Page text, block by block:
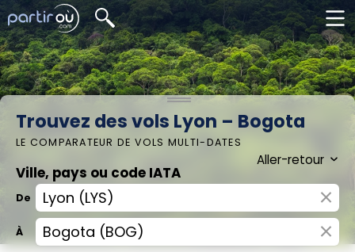
Trouvez des vols Lyon – Bogota
LE COMPARATEUR DE VOLS MULTI-DATES
Ville, pays ou code IATA
De ×
À ×